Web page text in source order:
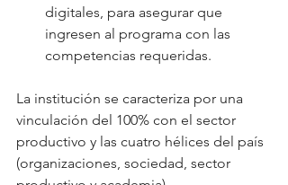
digitales, para asegurar que
ingresen al programa con las
competencias requeridas.
La institución se caracteriza por una
vinculación del 100% con el sector
productivo y las cuatro hélices del país
(organizaciones, sociedad, sector